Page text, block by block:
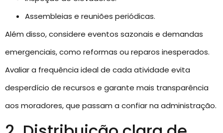
Assembleias e reuniões periódicas.
Além disso, considere eventos sazonais e demandas
emergenciais, como reformas ou reparos inesperados.
Avaliar a frequência ideal de cada atividade evita
desperdício de recursos e garante mais transparência
aos moradores, que passam a confiar na administração.